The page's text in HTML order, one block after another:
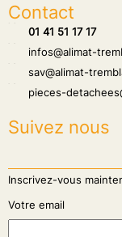
Contact
01 41 51 17 17
infos@alimat-
sav@alimat-
pieces-
Suivez nous
Inscrivez-vous
Votre email